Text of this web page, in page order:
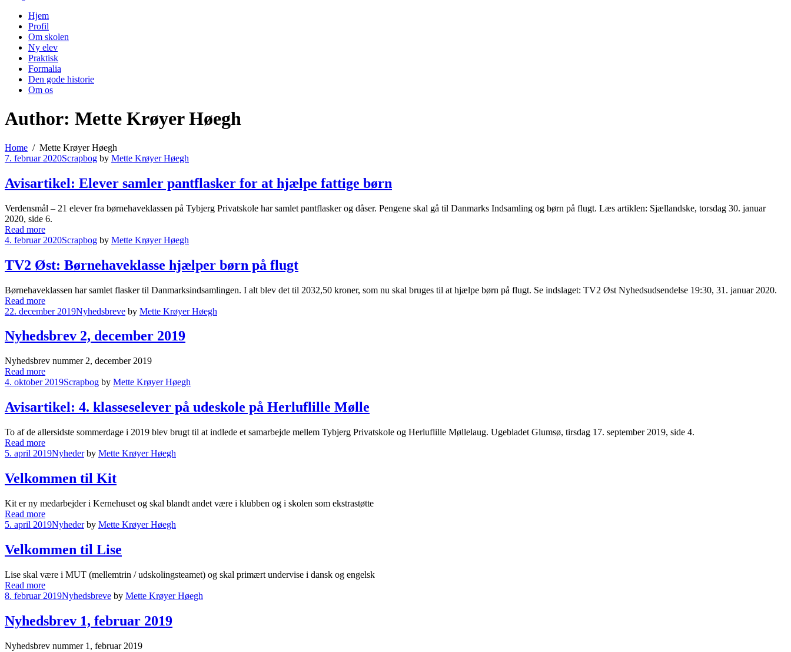
Hjem
Profil
Om skolen
Ny elev
Praktisk
Formalia
Den gode historie
Om os
Author: Mette Krøyer Høegh
Home
Mette Krøyer Høegh
7. februar 2020Scrapbog by Mette Krøyer Høegh
Avisartikel: Elever samler pantflasker for at hjælpe fattige børn
Verdensmål – 21 elever fra børnehaveklassen på Tybjerg Privatskole har samlet pantflasker og dåser. Pengene skal gå til Danmarks Indsamling og børn på flugt. Læs artiklen: Sjællandske, torsdag 30. januar
2020, side 6.
Read more
4. februar 2020Scrapbog by Mette Krøyer Høegh
TV2 Øst: Børnehaveklasse hjælper børn på flugt
Børnehaveklassen har samlet flasker til Danmarksindsamlingen. I alt blev det til 2032,50 kroner, som nu skal bruges til at hjælpe børn på flugt. Se indslaget: TV2 Øst Nyhedsudsendelse 19:30, 31. januar 2020.
Read more
22. december 2019Nyhedsbreve by Mette Krøyer Høegh
Nyhedsbrev 2, december 2019
Nyhedsbrev nummer 2, december 2019
Read more
4. oktober 2019Scrapbog by Mette Krøyer Høegh
Avisartikel: 4. klasseselever på udeskole på Herluflille Mølle
To af de allersidste sommerdage i 2019 blev brugt til at indlede et samarbejde mellem Tybjerg Privatskole og Herluflille Møllelaug. Ugebladet Glumsø, tirsdag 17. september 2019, side 4.
Read more
5. april 2019Nyhederby Mette Krøyer Høegh
Velkommen til Kit
Kit er ny medarbejder i Kernehuset og skal blandt andet være i klubben og i skolen som ekstrastøtte
Read more
5. april 2019Nyhederby Mette Krøyer Høegh
Velkommen til Lise
Lise skal være i MUT (mellemtrin / udskolingsteamet) og skal primært undervise i dansk og engelsk
Read more
8. februar 2019Nyhedsbreve by Mette Krøyer Høegh
Nyhedsbrev 1, februar 2019
Nyhedsbrev nummer 1, februar 2019